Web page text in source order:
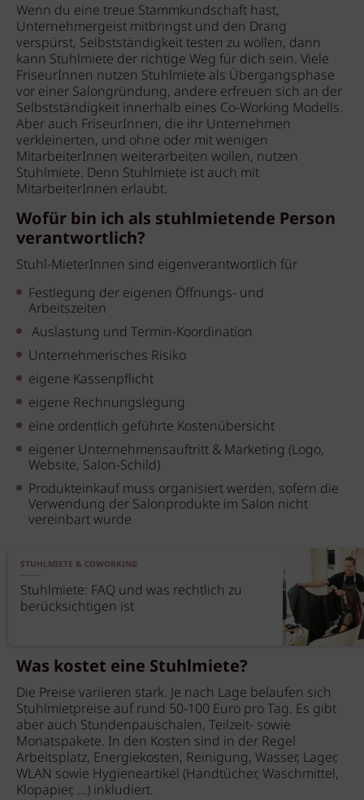
Wenn du eine treue Stammkundschaft hast,
Unternehmergeist mitbringst und den Drang
verspürst, Selbstständigkeit testen zu wollen, dann
kann Stuhlmiete der richtige Weg für dich sein. Viele
FriseurInnen nutzen Stuhlmiete als Übergangsphase
vor einer Salongründung, andere erfreuen sich an der
Selbstständigkeit innerhalb eines Co-Working Modells.
Aber auch FriseurInnen, die ihr Unternehmen
verkleinerten, und ohne oder mit wenigen
MitarbeiterInnen weiterarbeiten wollen, nutzen
Stuhlmiete. Denn Stuhlmiete ist auch mit
MitarbeiterInnen erlaubt.
Wofür bin ich als stuhlmietende Person
verantwortlich?
Stuhl-MieterInnen sind eigenverantwortlich für
Festlegung der eigenen Öffnungs- und
Arbeitszeiten
Auslastung und Termin-Koordination
Unternehmerisches Risiko
eigene Kassenpflicht
eigene Rechnungslegung
eine ordentlich geführte Kostenübersicht
eigener Unternehmensauftritt & Marketing (Logo,
Website, Salon-Schild)
Produkteinkauf muss organisiert werden, sofern die
Verwendung der Salonprodukte im Salon nicht
vereinbart wurde
STUHLMIETE & COWORKING
Stuhlmiete: FAQ und was rechtlich zu
berücksichtigen ist
Was kostet eine Stuhlmiete?
Die Preise variieren stark. Je nach Lage belaufen sich
Stuhlmietpreise auf rund 50-100 Euro pro Tag. Es gibt
aber auch Stundenpauschalen, Teilzeit- sowie
Monatspakete. In den Kosten sind in der Regel
Arbeitsplatz, Energiekosten, Reinigung, Wasser, Lager,
WLAN sowie Hygieneartikel (Handtücher, Waschmittel,
Klopapier, …) inkludiert.